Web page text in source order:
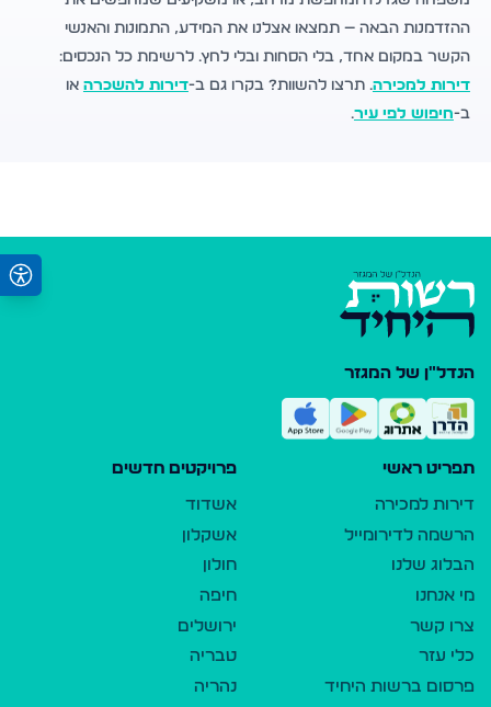
ההזדמנות הבאה — תמצאו אצלנו את המידע, התמונות והאנשי
הקשר במקום אחד, בלי הסחות ובלי לחץ. לרשימת כל הנכסים:
דירות למכירה. תרצו להשוות? בקרו גם ב-דירות להשכרה או
ב-חיפוש לפי עיר.
הנדל"ן של המגזר
תפריט ראשי
דירות למכירה
הרשמה לדירומייל
הבלוג שלנו
מי אנחנו
צרו קשר
כלי עזר
פרסום ברשות היחיד
פרויקטים חדשים
אשדוד
אשקלון
חולון
חיפה
ירושלים
טבריה
נהריה